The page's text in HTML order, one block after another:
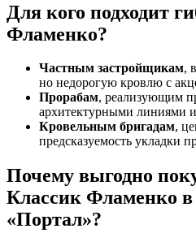
Для кого подходит
Фламенко?
Частным застройщикам,
но недорогую кровлю с
Прорабам, реализующим
архитектурными линиями
Кровельным бригадам,
предсказуемость укладки
Почему выгодно
Классик Фламенко
«Портал»?